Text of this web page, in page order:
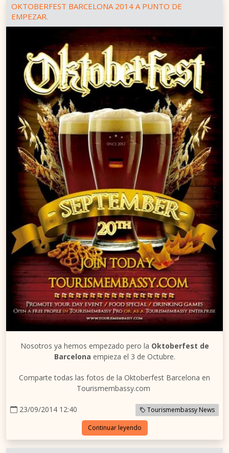
OKTOBERFEST BARCELONA 2014 A PUNTO DE
EMPEZAR.
Nosotros ya hemos empezado pero la Oktoberfest de
Barcelona empieza el 3 de Octubre.
Comparte todas las fotos de la Oktoberfest Barcelona en
Tourismembassy.com
23/09/2014 12:40 Tourismembassy News
Continuar leyendo